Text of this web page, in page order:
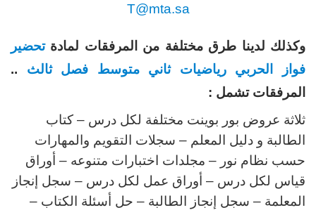
T@mta.sa
وكذلك لدينا طرق مختلفة من المرفقات لمادةتحضير
فواز الحربي رياضيات ثاني متوسط فصل ثالث ..
المرفقات تشمل :
ثلاثة عروض بور بوينت مختلفة لكل درس – كتاب
الطالبة و دليل المعلم – سجلات التقويم والمهارات
حسب نظام نور – مجلدات اختبارات متنوعه – أوراق
قياس لكل درس – أوراق عمل لكل درس – سجل إنجاز
المعلمة – سجل إنجاز الطالبة – حل أسئلة الكتاب –